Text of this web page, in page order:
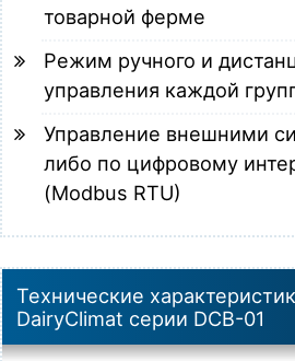
товарной ферме
Режим ручного и
управления каждой
Управление внешними
либо по цифровому
(Modbus RTU)
Технические
DairyClimat серии DCB-01